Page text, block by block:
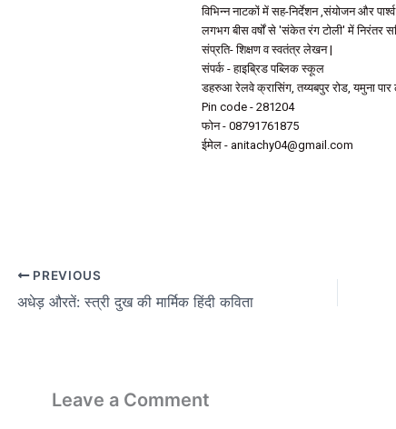
विभिन्न नाटकों में सह-निर्देशन ,संयोजन और
लगभग बीस वर्षों से 'संकेत रंग टोली' में
संप्रति- शिक्षण व स्वतंत्र लेखन |
संपर्क - हाइब्रिड पब्लिक स्कूल
डहरुआ रेलवे क्रासिंग, तय्यबपुर रोड, यमुना पार
Pin code - 281204
फोन - 08791761875
ईमेल - anitachy04@gmail.com
PREVIOUS
अधेड़ औरतें: स्त्री दुख की मार्मिक हिंदी कविता
Leave a Comment